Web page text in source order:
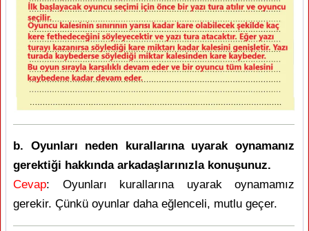
b. Oyunları neden kurallarına uyarak oynamanız
gerektiği hakkında arkadaşlarınızla konuşunuz.
Cevap: Oyunları kurallarına uyarak oynamamız
gerekir. Çünkü oyunlar daha eğlenceli, mutlu geçer.